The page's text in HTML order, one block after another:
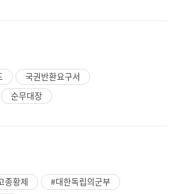
국권반환요구서
순무대장
종황제
#대한독립의군부